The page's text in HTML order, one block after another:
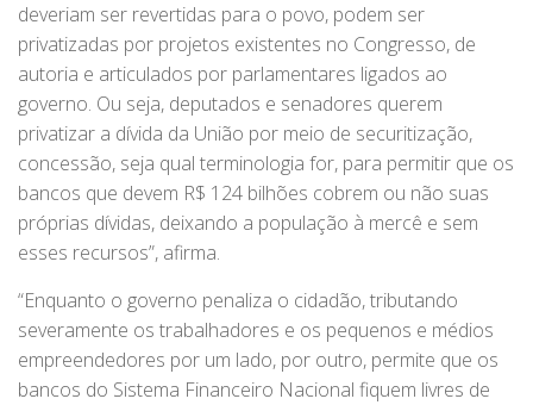
deveriam ser revertidas para o povo, podem ser
privatizadas por projetos existentes no Congresso, de
autoria e articulados por parlamentares ligados ao
governo. Ou seja, deputados e senadores querem
privatizar a dívida da União por meio de securitização,
concessão, seja qual terminologia for, para permitir que os
bancos que devem R$ 124 bilhões cobrem ou não suas
próprias dívidas, deixando a população à mercê e sem
esses recursos”, afirma.
“Enquanto o governo penaliza o cidadão, tributando
severamente os trabalhadores e os pequenos e médios
empreendedores por um lado, por outro, permite que os
bancos do Sistema Financeiro Nacional fiquem livres de